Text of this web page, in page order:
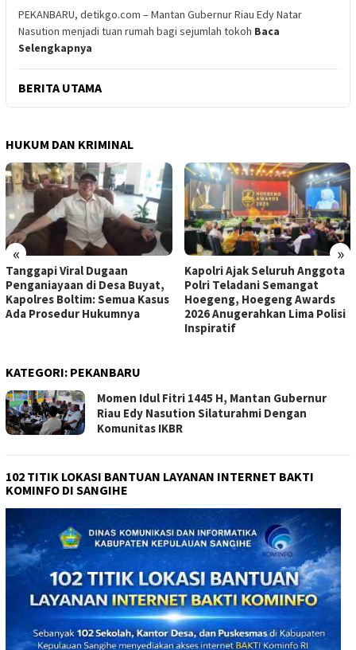
PEKANBARU, detikgo.com – Mantan Gubernur Riau Edy Natar
Nasution menjadi tuan rumah bagi sejumlah tokoh Baca
Selengkapnya
BERITA UTAMA
HUKUM DAN KRIMINAL
« »
Kapolri Ajak Seluruh Anggota
Polri Teladani Semangat
Hoegeng, Hoegeng Awards
2026 Anugerahkan Lima Polisi
Warga Sipil Ditembak, Tokoh
Adat Desak Panglima TNI Usut
Tuntas Dugaan Keterlibatan
Oknum Anggota di Sorong
KATEGORI: PEKANBARU
Momen Idul Fitri 1445 H, Mantan Gubernur
Riau Edy Nasution Silaturahmi Dengan
Komunitas IKBR
102 TITIK LOKASI BANTUAN LAYANAN INTERNET BAKTI
KOMINFO DI SANGIHE